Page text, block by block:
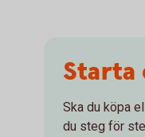
Starta
Ska du köpa
du steg för